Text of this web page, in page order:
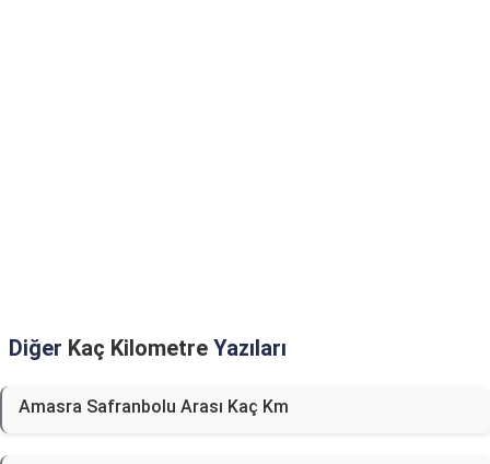
Diğer Kaç Kilometre Yazıları
Amasra Safranbolu Arası Kaç Km